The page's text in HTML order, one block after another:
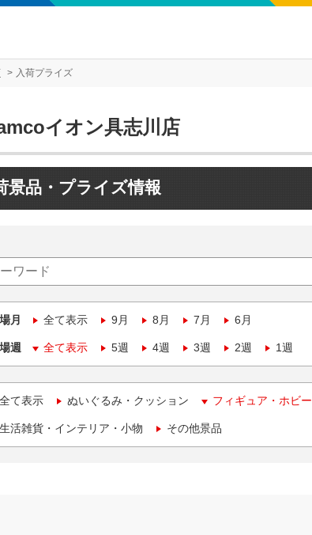
入荷プライズ
イオン具志川店
景品・プライズ情報
月 全て表示 9月 8月 7月 6月
週 全て表示 5週 4週 3週 2週 1週
全て表示 ぬいぐるみ・クッション フィギュア・ホビー
生活雑貨・インテリア・小物 その他景品